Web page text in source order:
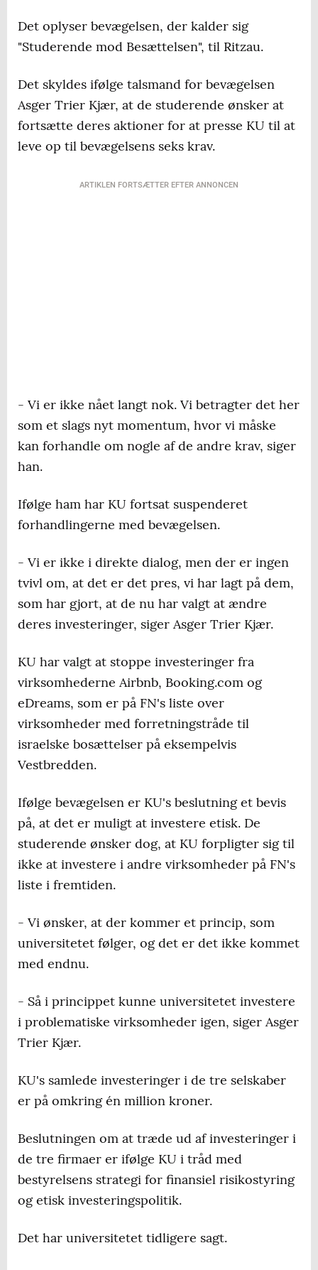
Det oplyser bevægelsen, der kalder sig
"Studerende mod Besættelsen", til Ritzau.
Det skyldes ifølge talsmand for bevægelsen
Asger Trier Kjær, at de studerende ønsker at
fortsætte deres aktioner for at presse KU til at
leve op til bevægelsens seks krav.
ARTIKLEN FORTSÆTTER EFTER ANNONCEN
- Vi er ikke nået langt nok. Vi betragter det her
som et slags nyt momentum, hvor vi måske
kan forhandle om nogle af de andre krav, siger
han.
Ifølge ham har KU fortsat suspenderet
forhandlingerne med bevægelsen.
- Vi er ikke i direkte dialog, men der er ingen
tvivl om, at det er det pres, vi har lagt på dem,
som har gjort, at de nu har valgt at ændre
deres investeringer, siger Asger Trier Kjær.
KU har valgt at stoppe investeringer fra
virksomhederne Airbnb, Booking.com og
eDreams, som er på FN's liste over
virksomheder med forretningstråde til
israelske bosættelser på eksempelvis
Vestbredden.
Ifølge bevægelsen er KU's beslutning et bevis
på, at det er muligt at investere etisk. De
studerende ønsker dog, at KU forpligter sig til
ikke at investere i andre virksomheder på FN's
liste i fremtiden.
- Vi ønsker, at der kommer et princip, som
universitetet følger, og det er det ikke kommet
med endnu.
- Så i princippet kunne universitetet investere
i problematiske virksomheder igen, siger Asger
Trier Kjær.
KU's samlede investeringer i de tre selskaber
er på omkring én million kroner.
Beslutningen om at træde ud af investeringer i
de tre firmaer er ifølge KU i tråd med
bestyrelsens strategi for finansiel risikostyring
og etisk investeringspolitik.
Det har universitetet tidligere sagt.